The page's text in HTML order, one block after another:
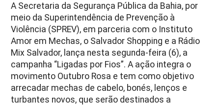
A Secretaria da Segurança Pública da Bahia, por
meio da Superintendência de Prevenção à
Violência (SPREV), em parceria com o Instituto
Amor em Mechas, o Salvador Shopping e a Rádio
Mix Salvador, lança nesta segunda-feira (6), a
campanha “Ligadas por Fios”. A ação integra o
movimento Outubro Rosa e tem como objetivo
arrecadar mechas de cabelo, bonés, lenços e
turbantes novos, que serão destinados a